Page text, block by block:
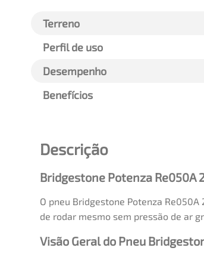
Terreno
Perfil de uso
Desempenho
Benefícios
Descrição
Bridgestone Potenza Re050A
O pneu Bridgestone Potenza
de rodar mesmo sem pressão de ar
Visão Geral do Pneu